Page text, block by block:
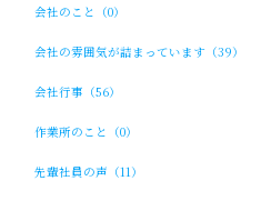
会社のこと（0）
会社の雰囲気が詰まっています（39）
会社行事（56）
作業所のこと（0）
先輩社員の声（11）